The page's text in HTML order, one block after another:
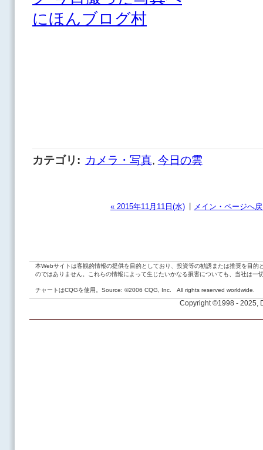
にほんブログ村
カテゴリ : カメラ・写真, 今日の雲
« 2015年11月11日(水) メイン・ページへ
本Webサイトは客観的情報の提供を目的としており、投資等の勧誘または推奨を目
のではありません。これらの情報によって生じたいかなる損害についても、当社は一
チャートはCQGを使用。Source: ©2006 CQG, Inc. All rights reserved worldwide.
Copyright ©1998 - 2025,